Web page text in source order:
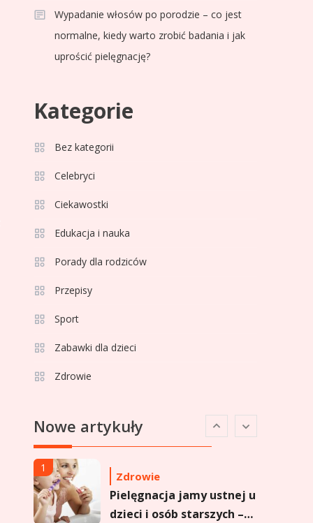
Wypadanie włosów po porodzie – co jest
normalne, kiedy warto zrobić badania i jak
uprościć pielęgnację?
Kategorie
Bez kategorii
Celebryci
Ciekawostki
Edukacja i nauka
Porady dla rodziców
Przepisy
Sport
Zabawki dla dzieci
Zdrowie
Nowe artykuły
3
Adam Zdrójkowski wiek:
4
Adamek wiek: ile lat ma
5
wszystko o aktorce i jej
karierze
1
Zdrowie
Pielęgnacja jamy ustnej u
dzieci i osób starszych –